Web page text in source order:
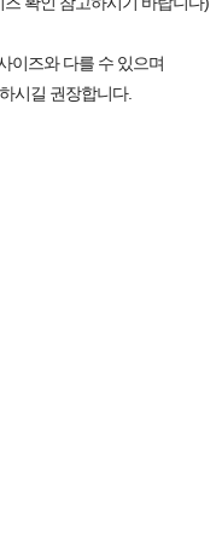
이즈와 다를 수 있으며
시길 권장합니다.